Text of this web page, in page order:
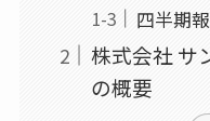
四半期
株式会社 サ
の概要